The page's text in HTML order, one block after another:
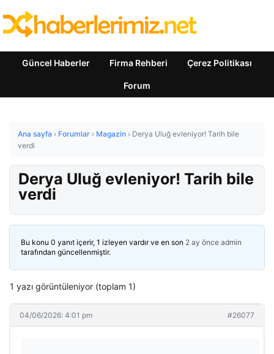
Güncel Haberler Firma Rehberi Çerez Politikası
Forum
Ana sayfa › Forumlar › Magazin › Derya Uluğ evleniyor! Tarih bile
verdi
Derya Uluğ evleniyor! Tarih bile
verdi
Bu konu 0 yanıt içerir, 1 izleyen vardır ve en son 2 ay önce admin
tarafından güncellenmiştir.
1 yazı görüntüleniyor (toplam 1)
04/06/2026: 4:01 pm #26077